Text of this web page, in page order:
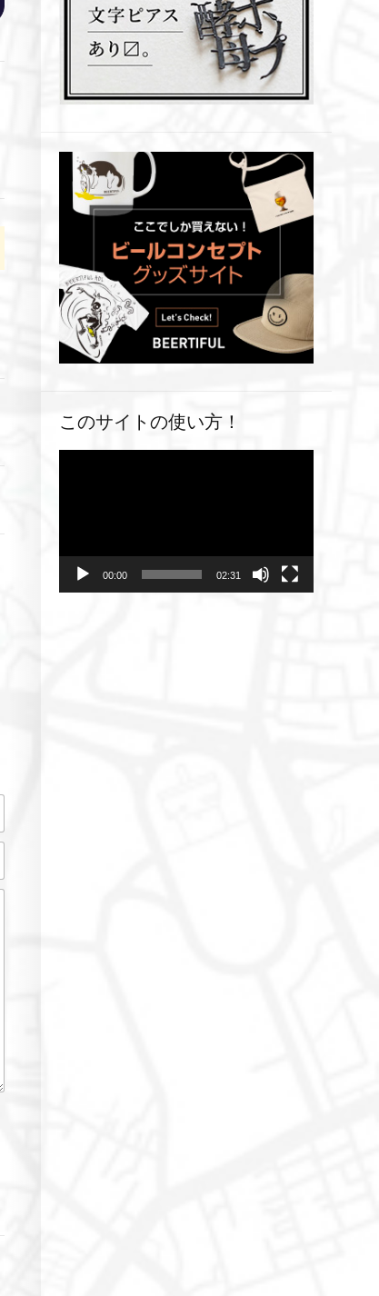
このサイトの使い方！
ー
00:00 02:31